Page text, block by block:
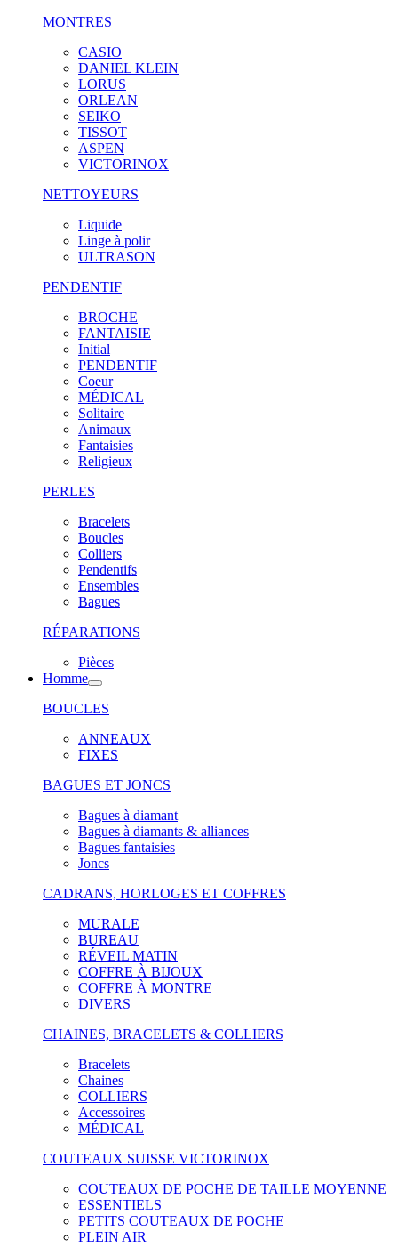
MONTRES
CASIO
DANIEL KLEIN
LORUS
ORLEAN
SEIKO
TISSOT
ASPEN
VICTORINOX
NETTOYEURS
Liquide
Linge à polir
ULTRASON
PENDENTIF
BROCHE
FANTAISIE
Initial
PENDENTIF
Coeur
MÉDICAL
Solitaire
Animaux
Fantaisies
Religieux
PERLES
Bracelets
Boucles
Colliers
Pendentifs
Ensembles
Bagues
RÉPARATIONS
Pièces
Homme
BOUCLES
ANNEAUX
FIXES
BAGUES ET JONCS
Bagues à diamant
Bagues à diamants & alliances
Bagues fantaisies
Joncs
CADRANS, HORLOGES ET COFFRES
MURALE
BUREAU
RÉVEIL MATIN
COFFRE À BIJOUX
COFFRE À MONTRE
DIVERS
CHAINES, BRACELETS & COLLIERS
Bracelets
Chaines
COLLIERS
Accessoires
MÉDICAL
COUTEAUX SUISSE VICTORINOX
COUTEAUX DE POCHE DE TAILLE MOYENNE
ESSENTIELS
PETITS COUTEAUX DE POCHE
PLEIN AIR